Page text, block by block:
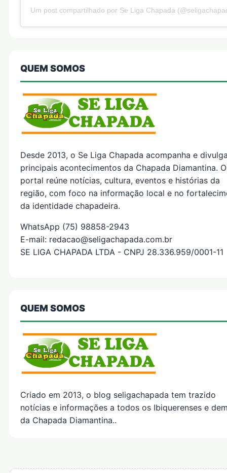
Um post compartilhado por Se Liga Chapada
QUEM SOMOS
Desde 2013, o Se Liga Chapada acompanha e
principais acontecimentos da Chapada Diamantina. O
portal reúne notícias, cultura, eventos e histórias da
região, com foco na informação local e no
da identidade chapadeira.
WhatsApp (75) 98858-2943
E-mail: redacao@seligachapada.com.br
SE LIGA CHAPADA LTDA - CNPJ 28.336.959/0001-11
QUEM SOMOS
Criado em 2013, o blog seligachapada tem trazido
notícias e informações a todos os Ibiquerenses e
da Chapada Diamantina..